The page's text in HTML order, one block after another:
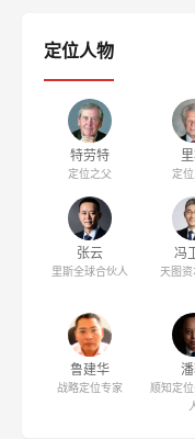
定位人物
特劳特
定位之父 定
张云
里斯全球合伙人
冯
天图资
鲁建华
战略定位专家
顺知定